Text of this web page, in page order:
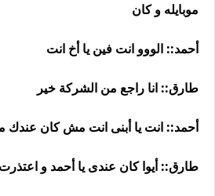
موبايله و كان
أحمد:: الووو انت فين يا أخ انت
طارق:: انا راجع من الشركة خير
أحمد:: انت يا أبنى انت مش كان عندك
طارق:: أيوا كان عندى يا أحمد و